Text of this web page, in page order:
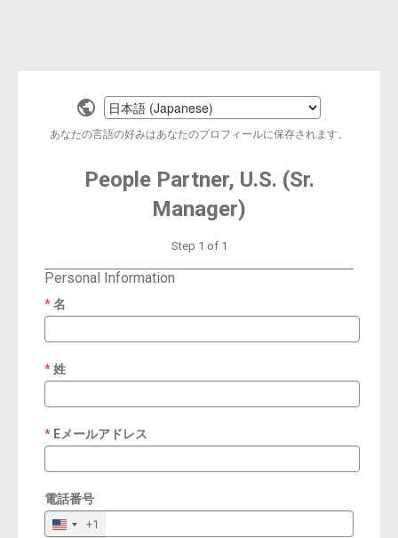
Select
a
language
あなたの言語の好みはあなたのプロフィールに保存されます。
People Partner, U.S. (Sr.
Manager)
Step 1 of 1
Personal Information
名
required
姓
required
Eメールアドレス
required
電話番号
+1